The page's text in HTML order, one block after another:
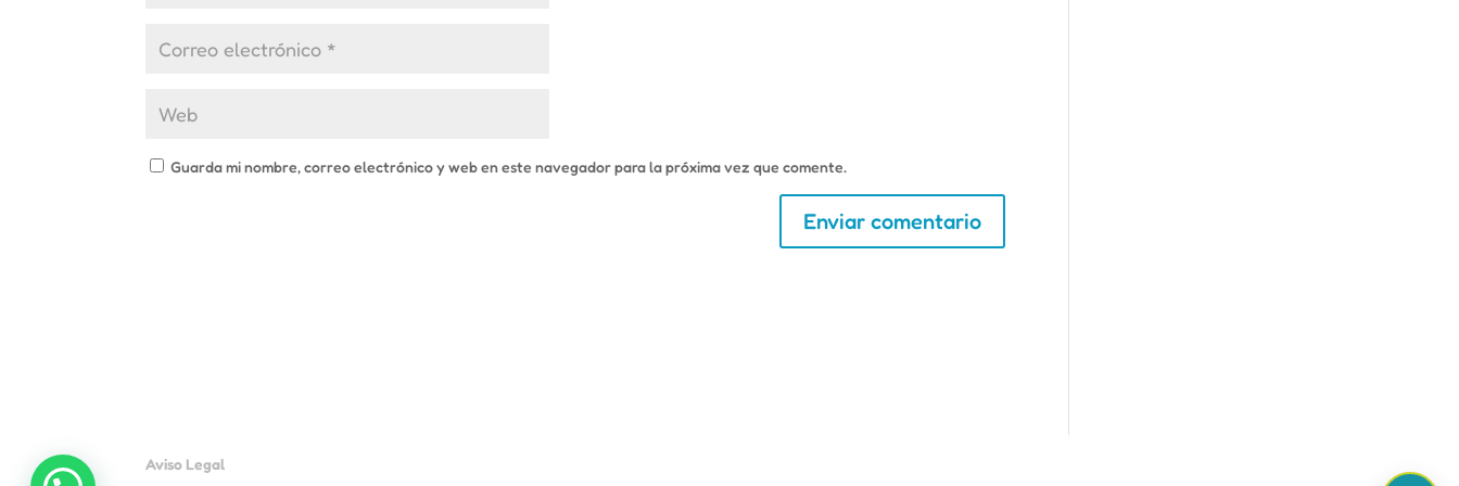
Guarda mi nombre, correo electrónico y web en este navegador para la próxima vez que comente.
Aviso Legal